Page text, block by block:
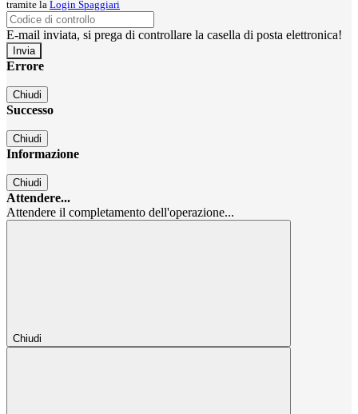
tramite la Login Spaggiari
E-mail inviata, si prega di controllare la casella di posta elettronica!
Errore
Chiudi
Successo
Chiudi
Informazione
Chiudi
Attendere...
Attendere il completamento dell'operazione...
Chiudi